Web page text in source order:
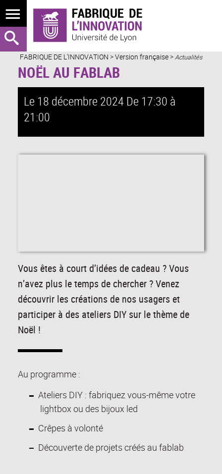
FABRIQUE DE L'INNOVATION >Version française>Actualités
NOËL AU FABLAB
Le 18 décembre 2024 De 17:30 à
21:00
Vous êtes à court d’idées de cadeau ? Vous
n’avez plus le temps de chercher ? Venez
découvrir les créations de nos usagers et
participer à des ateliers DIY sur le thème de
Noël !
Au programme :
Ateliers DIY : fabriquez vous-même votre
lightbox ou des bijoux led
Crêpes à volonté
Découverte de projets créés au fablab